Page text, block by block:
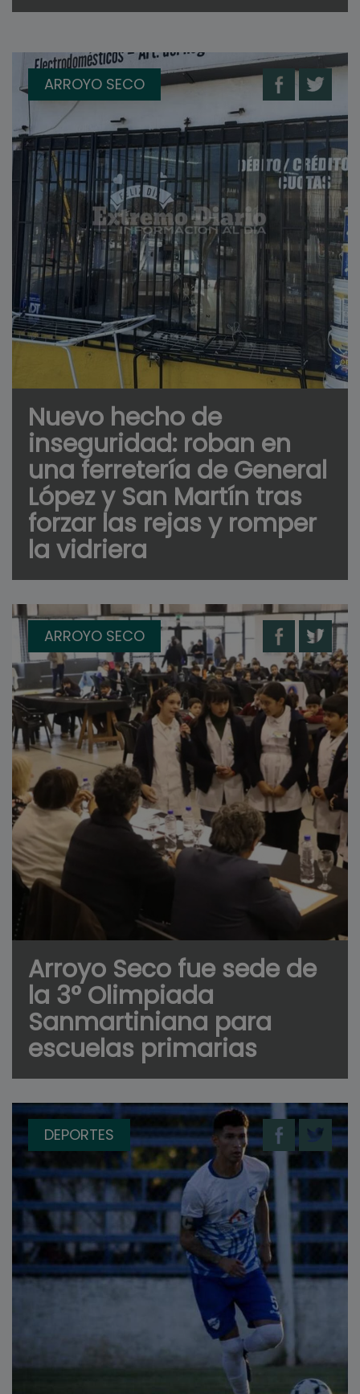
ARROYO SECO
Nuevo hecho de
inseguridad: roban en
una ferretería de General
López y San Martín tras
forzar las rejas y romper
la vidriera
ARROYO SECO
Arroyo Seco fue sede de
la 3° Olimpiada
Sanmartiniana para
escuelas primarias
DEPORTES